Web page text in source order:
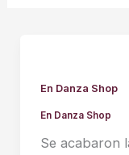
En Danza Shop
En Danza Shop
Se acabaron